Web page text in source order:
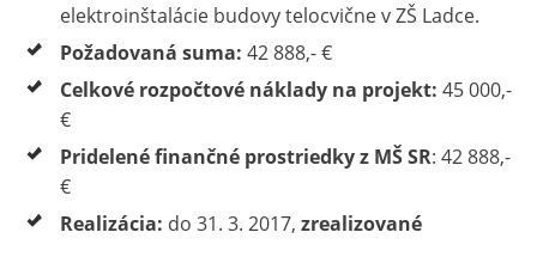
elektroinštalácie budovy telocvične v ZŠ Ladce.
Požadovaná suma: 42 888,- €
Celkové rozpočtové náklady na projekt: 45 000,-
€
Pridelené finančné prostriedky z MŠ SR: 42 888,-
€
Realizácia: do 31. 3. 2017, zrealizované